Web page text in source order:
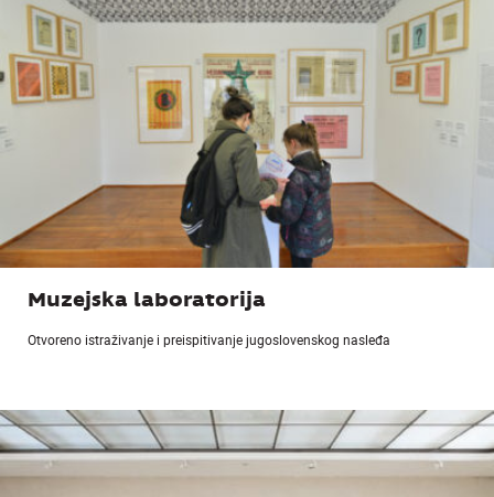
Muzejska laboratorija
Otvoreno istraživanje i preispitivanje jugoslovenskog nasleđa